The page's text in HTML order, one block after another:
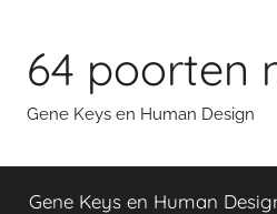
content
64 poorten
Gene Keys en Human Design
Gene Keys en Human